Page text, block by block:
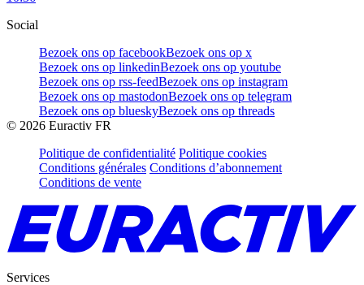
Social
Bezoek ons op facebookBezoek ons op x
Bezoek ons op linkedinBezoek ons op youtube
Bezoek ons op rss-feedBezoek ons op instagram
Bezoek ons op mastodonBezoek ons op telegram
Bezoek ons op blueskyBezoek ons op threads
© 2026 Euractiv FR
Politique de confidentialité Politique cookies
Conditions générales Conditions d’abonnement
Conditions de vente
Services